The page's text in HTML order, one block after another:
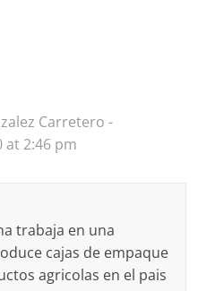
Carretero -
at 2:46 pm
trabaja en una
cajas de empaque
agricolas en el pais